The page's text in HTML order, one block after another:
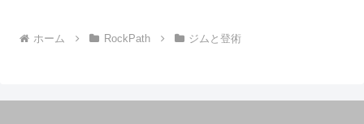
ホーム RockPath ジムと登術